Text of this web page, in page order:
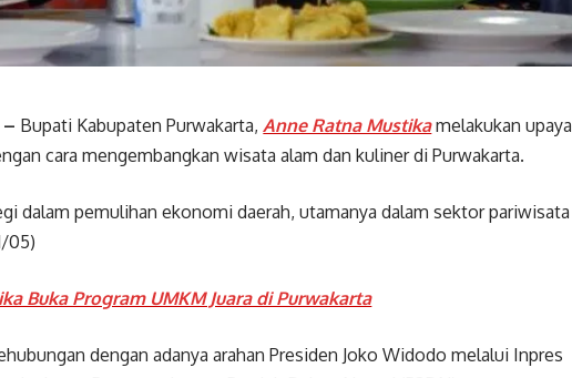
Bupati Kabupaten Purwakarta,Anne Ratna Mustikamelakukan upaya
cara mengembangkan wisata alam dan kuliner di Purwakarta.
dalam pemulihan ekonomi daerah, utamanya dalam sektor pariwisata
05)
Buka Program UMKM Juara di Purwakarta
dengan adanya arahan Presiden Joko Widodo melalui Inpres